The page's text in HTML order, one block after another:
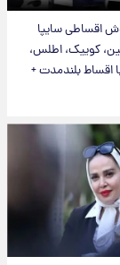
اقساطی سایپا
کوییک، اطلس،
اقساط بلندمدت +